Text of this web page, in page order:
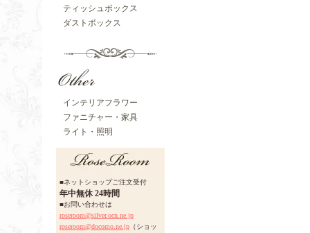
ティッシュボックス
ダストボックス
インテリアフラワー
ファニチャー・家具
ライト・照明
■ネットショップご注文受付
年中無休 24時間
■お問い合わせは
roseroom@silver.ocn.ne.jp
roseroom@docomo.ne.jp （ショッ